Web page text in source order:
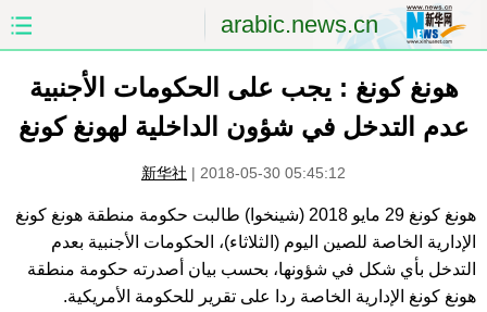
arabic.news.cn
الصين الصفحة الأولى
الشرق الأوسط العالم
العلوم والصحة الثقافة والتعليم
الرياضة السياحة والبيئة
هونغ كونغ : يجب على الحكومات الأجنبية
عدم التدخل في شؤون الداخلية لهونغ كونغ
新华社 | 2018-05-30 05:45:12
هونغ كونغ 29 مايو 2018 (شينخوا) طالبت حكومة منطقة هونغ كونغ
الإدارية الخاصة للصين اليوم (الثلاثاء)، الحكومات الأجنبية بعدم
التدخل بأي شكل في شؤونها، بحسب بيان أصدرته حكومة منطقة
هونغ كونغ الإدارية الخاصة ردا على تقرير للحكومة الأمريكية.